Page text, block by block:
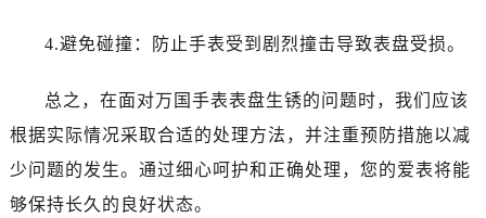
4.避免碰撞：防止手表受到剧烈撞击导致表盘受损。
总之，在面对万国手表表盘生锈的问题时，我们应该
根据实际情况采取合适的处理方法，并注重预防措施以减
少问题的发生。通过细心呵护和正确处理，您的爱表将能
够保持长久的良好状态。